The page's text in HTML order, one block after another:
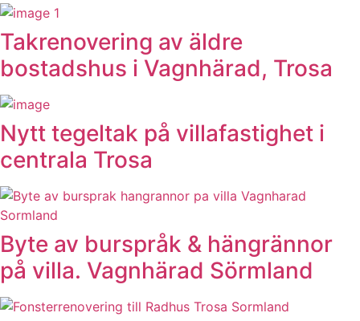
Takrenovering av äldre
bostadshus i Vagnhärad, Trosa
Nytt tegeltak på villafastighet i
centrala Trosa
Byte av burspråk & hängrännor
på villa. Vagnhärad Sörmland